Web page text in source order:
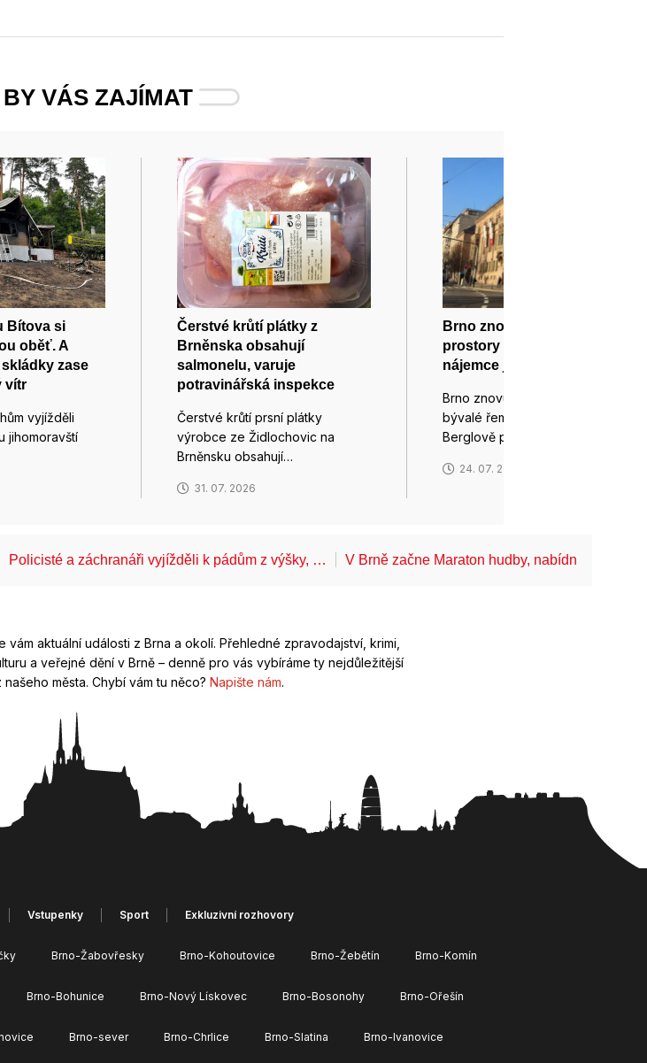
VÁS ZAJÍMAT
Bítova si
oběť. A
zase
vítr
vyjížděli
jihomoravští
Čerstvé krůtí plátky z
Brněnska obsahují
salmonelu, varuje
potravinářská inspekce
Čerstvé krůtí prsní plátky
výrobce ze Židlochovic na
Brněnsku obsahují…
31. 07. 2026
Brno znovu pronajme
prostory v Muzejce, bývalý
nájemce je vyklidil
Brno znovu pronajme prostory
bývalé řemeslné pekárny v
Berglově paláci…
24. 07. 2026
Policisté a záchranáři vyjížděli k pádům z výšky, … V Brně začne Maraton hudby, nabídne
vám aktuální události z Brna a okolí. Přehledné zpravodajství, krimi,
a veřejné dění v Brně – denně pro vás vybíráme ty nejdůležitější
města. Chybí vám tu něco? Napište nám.
Vstupenky Sport Exkluzivní rozhovory
Brno-Žabovřesky Brno-Kohoutovice Brno-Žebětín Brno-Komín
Brno-Bohunice Brno-Nový Lískovec Brno-Bosonohy Brno-Ořešín
Brno-sever Brno-Chrlice Brno-Slatina Brno-Ivanovice